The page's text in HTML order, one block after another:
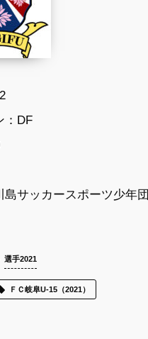
：DF
島サッカースポーツ少年団
選手2021
ＦＣ岐阜U-15（2021）